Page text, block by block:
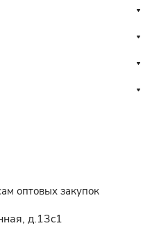
оптовых закупок
д.13c1